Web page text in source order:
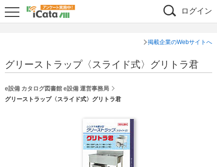
ログイン
掲載企業のWebサイトへ
グリーストラップ〈スライド式〉グリトラ君
e設備 カタログ図書館 e設備 運営事務局
グリーストラップ〈スライド式〉グリトラ君